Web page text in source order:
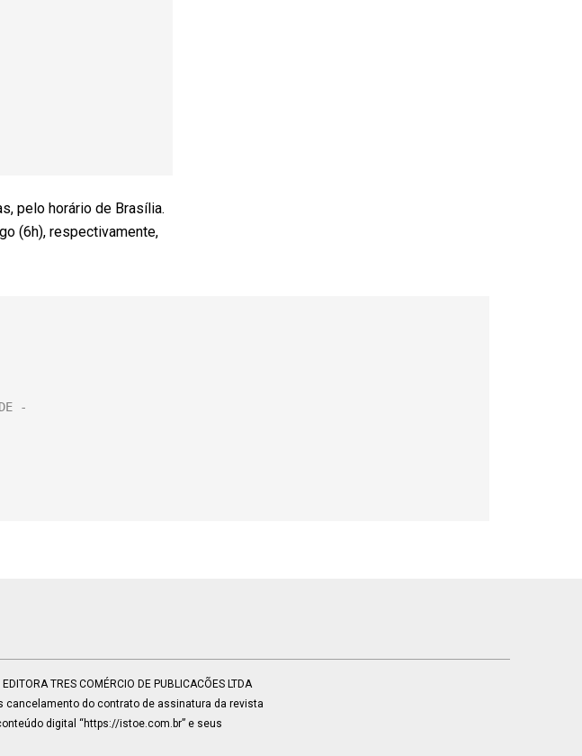
pelo horário de Brasília.
(6h), respectivamente,
TRES COMÉRCIO DE PUBLICACÕES LTDA
do contrato de assinatura da revista
digital “https://istoe.com.br” e seus